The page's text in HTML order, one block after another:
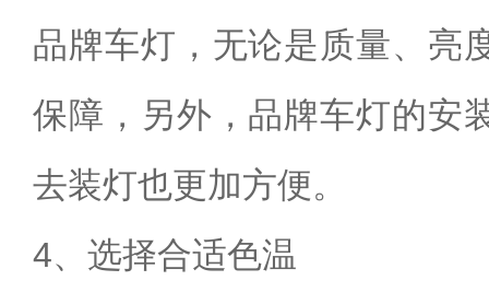
品牌车灯，无论是质量、亮
保障，另外，品牌车灯的安
去装灯也更加方便。
4、选择合适色温